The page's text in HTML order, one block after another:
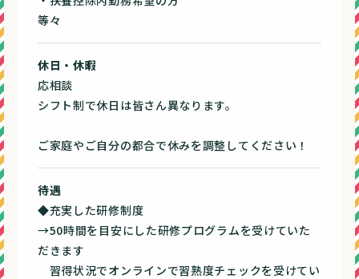
等々
休日・休暇
応相談
シフト制で休日は皆さん異なります。
ご家庭やご自分の都合で休みを調整してください！
待遇
◆充実した研修制度
→50時間を目安にした研修プログラムを受けていた
だきます
習得状況でオンラインで習熟度チェックを受けてい